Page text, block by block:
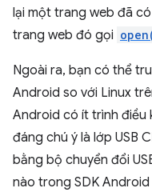
lại một trang web đã
trang web đó gọi
Ngoài ra, bạn có thể
Android so với Linux
Android có ít trình điều
đáng chú ý là lớp USB
bằng bộ chuyển đổi
nào trong SDK